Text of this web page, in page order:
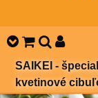
SAIKEI -
kvetinové